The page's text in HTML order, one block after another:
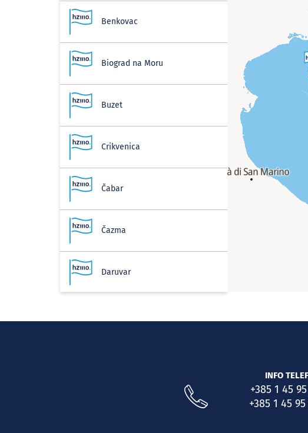
Benkovac
Biograd na Moru
Buzet
Crikvenica
Čabar
Čazma
Daruvar
INFO
+385 1 45
+385 1 45